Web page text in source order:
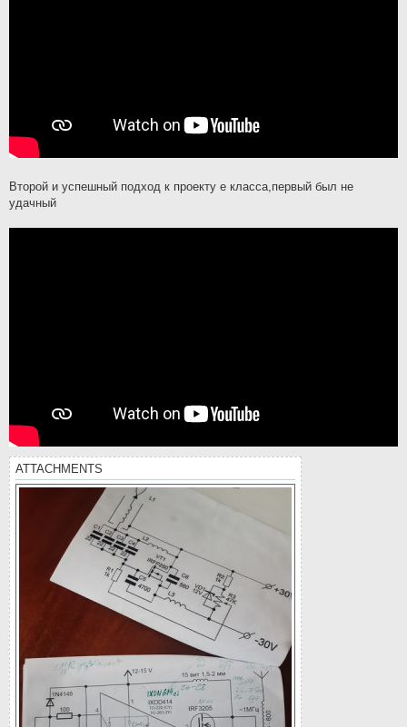
Второй и успешный подход к проекту е класса,первый был не
удачный
ATTACHMENTS